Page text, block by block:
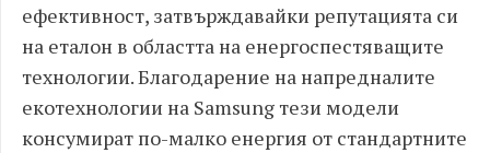
ефективност, затвърждавайки репутацията си
на еталон в областта на енергоспестяващите
технологии. Благодарение на напредналите
екотехнологии на Samsung тези модели
консумират по-малко енергия от стандартните